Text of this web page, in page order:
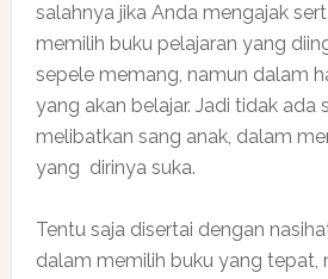
salahnya jika Anda mengajak
memilih buku pelajaran yang
sepele memang, namun dalam
yang akan belajar. Jadi tidak ada
melibatkan sang anak, dalam
yang dirinya suka.
Tentu saja disertai dengan
dalam memilih buku yang tepat,